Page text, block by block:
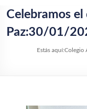
Celebramos el
Paz:30/01/
Estás aquí:Colegio